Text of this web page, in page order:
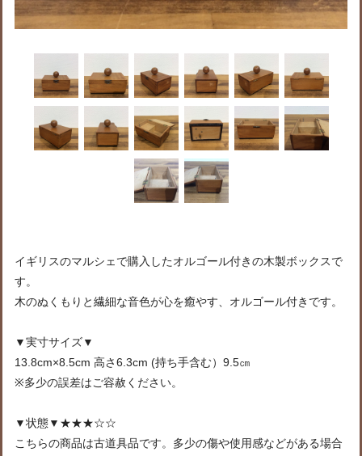
イギリスのマルシェで購入したオルゴール付きの木製ボックスで
す。
木のぬくもりと繊細な音色が心を癒やす、オルゴール付きです。
▼実寸サイズ▼
13.8cm×8.5cm 高さ6.3cm (持ち手含む）9.5㎝
※多少の誤差はご容赦ください。
▼状態▼★★★☆☆
こちらの商品は古道具品です。多少の傷や使用感などがある場合